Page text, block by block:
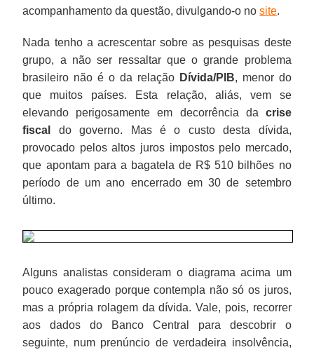
acompanhamento da questão, divulgando-o nosite.
Nada tenho a acrescentar sobre as pesquisas deste
grupo, a não ser ressaltar que o grande problema
brasileiro não é o da relação Dívida/PIB, menor do
que muitos países. Esta relação, aliás, vem se
elevando perigosamente em decorrência da crise
fiscal
do governo. Mas é o custo desta dívida,
provocado pelos altos juros impostos pelo mercado,
que apontam para a bagatela de R$ 510 bilhões no
período de um ano encerrado em 30 de setembro
último.
Alguns analistas consideram o diagrama acima um
pouco exagerado porque contempla não só os juros,
mas a própria rolagem da dívida. Vale, pois, recorrer
aos dados do Banco Central para descobrir o
seguinte, num prenúncio de verdadeira insolvência,